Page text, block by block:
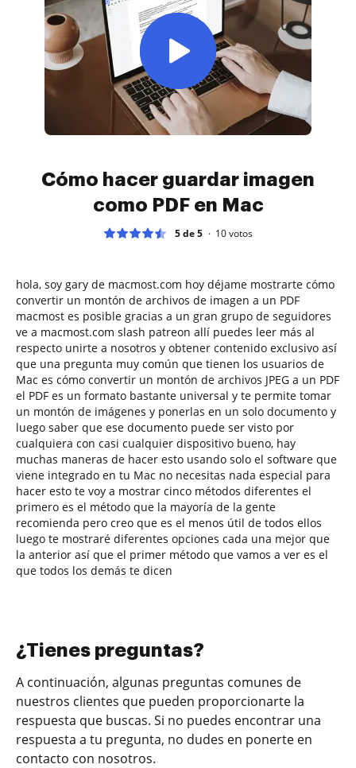
Cómo hacer guardar imagen
como PDF en Mac
5 de 5 10votos
hola, soy gary de macmost.com hoy déjame mostrarte cómo
convertir un montón de archivos de imagen a un PDF
macmost es posible gracias a un gran grupo de seguidores
ve a macmost.com slash patreon allí puedes leer más al
respecto unirte a nosotros y obtener contenido exclusivo así
que una pregunta muy común que tienen los usuarios de
Mac es cómo convertir un montón de archivos JPEG a un PDF
el PDF es un formato bastante universal y te permite tomar
un montón de imágenes y ponerlas en un solo documento y
luego saber que ese documento puede ser visto por
cualquiera con casi cualquier dispositivo bueno, hay
muchas maneras de hacer esto usando solo el software que
viene integrado en tu Mac no necesitas nada especial para
hacer esto te voy a mostrar cinco métodos diferentes el
primero es el método que la mayoría de la gente
recomienda pero creo que es el menos útil de todos ellos
luego te mostraré diferentes opciones cada una mejor que
la anterior así que el primer método que vamos a ver es el
que todos los demás te dicen
¿Tienes preguntas?
A continuación, algunas preguntas comunes de
nuestros clientes que pueden proporcionarte la
respuesta que buscas. Si no puedes encontrar una
respuesta a tu pregunta, no dudes en ponerte en
contacto con nosotros.